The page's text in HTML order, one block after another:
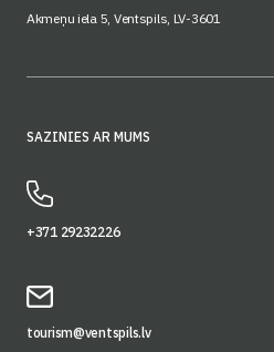
Akmeņu iela 5, Ventspils, LV-3601
SAZINIES AR MUMS
+371 29232226
tourism@ventspils.lv